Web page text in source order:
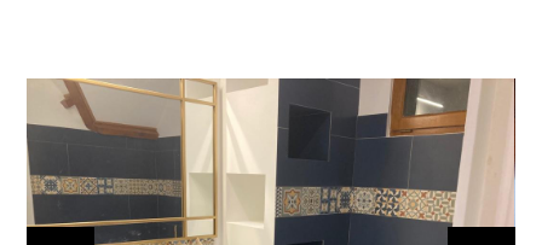
HOME STAGING
PROJETS PROS
RÉALISATIONS
CONTACT